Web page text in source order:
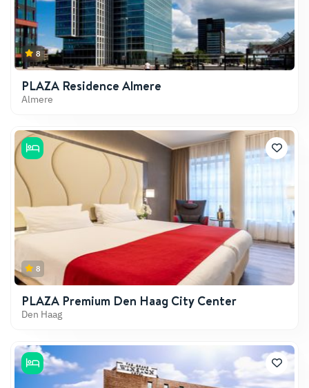
8
PLAZA Residence Almere
Almere
8
PLAZA Premium Den Haag City Center
Den Haag